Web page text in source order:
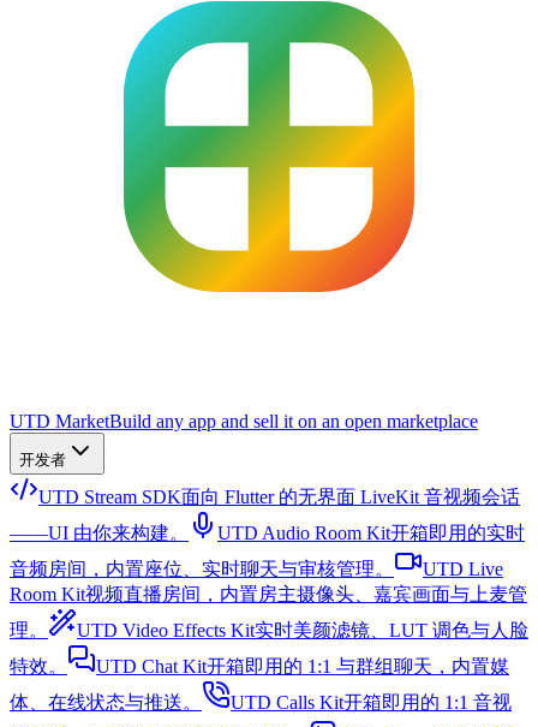
UTD MarketBuild any app and sell it on an open marketplace
开发者
UTD Stream SDK面向 Flutter 的无界面 LiveKit 音视频会话
——UI 由你来构建。
UTD Audio Room Kit开箱即用的实时
音频房间，内置座位、实时聊天与审核管理。
UTD Live
Room Kit视频直播房间，内置房主摄像头、嘉宾画面与上麦管
理。
UTD Video Effects Kit实时美颜滤镜、LUT 调色与人脸
特效。
UTD Chat Kit开箱即用的 1:1 与群组聊天，内置媒
体、在线状态与推送。
UTD Calls Kit开箱即用的 1:1 音视